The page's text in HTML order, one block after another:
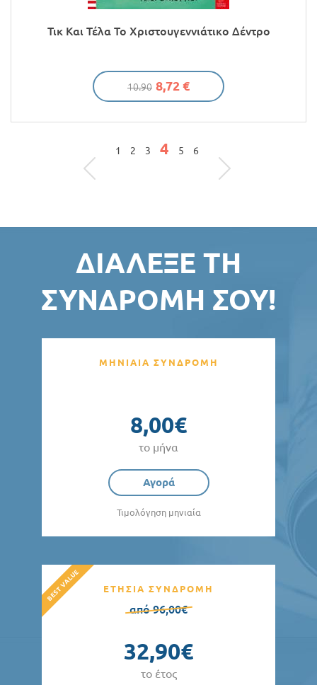
Τικ Και Τέλα Το Χριστουγεννιάτικο Δέντρο
10.90 8,72 €
ΣΕΛΊΔΕΣ 1 2 3 4 5 6
ΔΙΆΛΕΞΕ ΤΗ
ΣΥΝΔΡΟΜΉ ΣΟΥ!
ΜΗΝΙΑΙΑ ΣΥΝΔΡΟΜΗ
8,00€
το μήνα
Αγορά
Τιμολόγηση μηνιαία
ΕΤΗΣΙΑ ΣΥΝΔΡΟΜΗ
από 96,00€
32,90€
το έτος